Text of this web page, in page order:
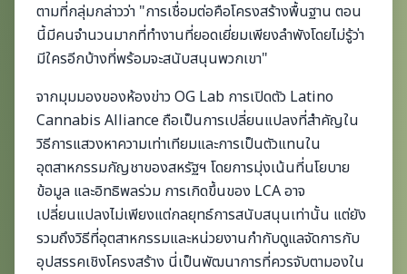
ตามที่กลุ่มกล่าวว่า "การเชื่อมต่อคือโครงสร้างพื้นฐาน ตอน
นี้มีคนจำนวนมากที่ทำงานที่ยอดเยี่ยมเพียงลำพังโดยไม่รู้ว่า
มีใครอีกบ้างที่พร้อมจะสนับสนุนพวกเขา"
จากมุมมองของห้องข่าว OG Lab การเปิดตัว Latino
Cannabis Alliance ถือเป็นการเปลี่ยนแปลงที่สำคัญใน
วิธีการแสวงหาความเท่าเทียมและการเป็นตัวแทนใน
อุตสาหกรรมกัญชาของสหรัฐฯ โดยการมุ่งเน้นที่นโยบาย
ข้อมูล และอิทธิพลร่วม การเกิดขึ้นของ LCA อาจ
เปลี่ยนแปลงไม่เพียงแต่กลยุทธ์การสนับสนุนเท่านั้น แต่ยัง
รวมถึงวิธีที่อุตสาหกรรมและหน่วยงานกำกับดูแลจัดการกับ
อุปสรรคเชิงโครงสร้าง นี่เป็นพัฒนาการที่ควรจับตามองใน